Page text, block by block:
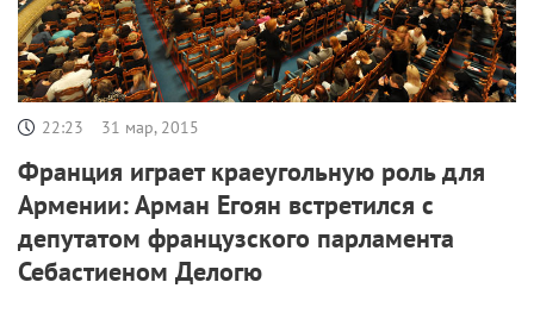
22:23 31 мар, 2015
Франция играет краеугольную роль для
Армении: Арман Егоян встретился с
депутатом французского парламента
Себастиеном Делогю